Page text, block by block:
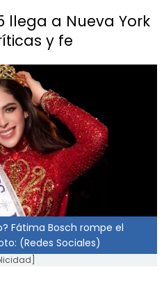
llega a Nueva York
y fe
Fátima Bosch rompe el
(Redes Sociales)